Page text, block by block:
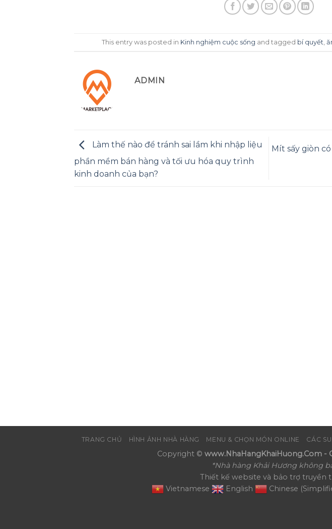
This entry was posted in Kinh nghiệm cuộc sống and tagged bí quyết
ADMIN
Làm thế nào để tránh sai lầm khi nhập liệu
phần mềm bán hàng và tối ưu hóa quy trình
kinh doanh của bạn?
Mít sấy giòn
TRANG CHỦ HÌNH ẢNH NHÀ HÀNG MENU & CHỌN MÓN ONLINE CÁC
Copyright © www.NhaHangKhaiHuong.Com -
*Nhà hàng Khải Hương không
Thiết kế website và bảo trợ truyền
Vietnamese
English Chinese